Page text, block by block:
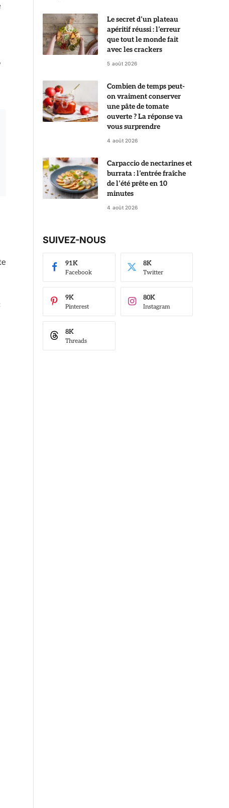
Le secret d’un plateau
apéritif réussi : l’erreur
que tout le monde fait
avec les crackers
5 août 2026
Combien de temps peut-
on vraiment conserver
une pâte de tomate
ouverte ? La réponse va
vous surprendre
4 août 2026
Carpaccio de nectarines et
burrata : l’entrée fraîche
de l’été prête en 10
minutes
4 août 2026
SUIVEZ-NOUS
Facebook
91K
Twitter
8K
Pinterest
9K
Instagram
80K
Threads
8K